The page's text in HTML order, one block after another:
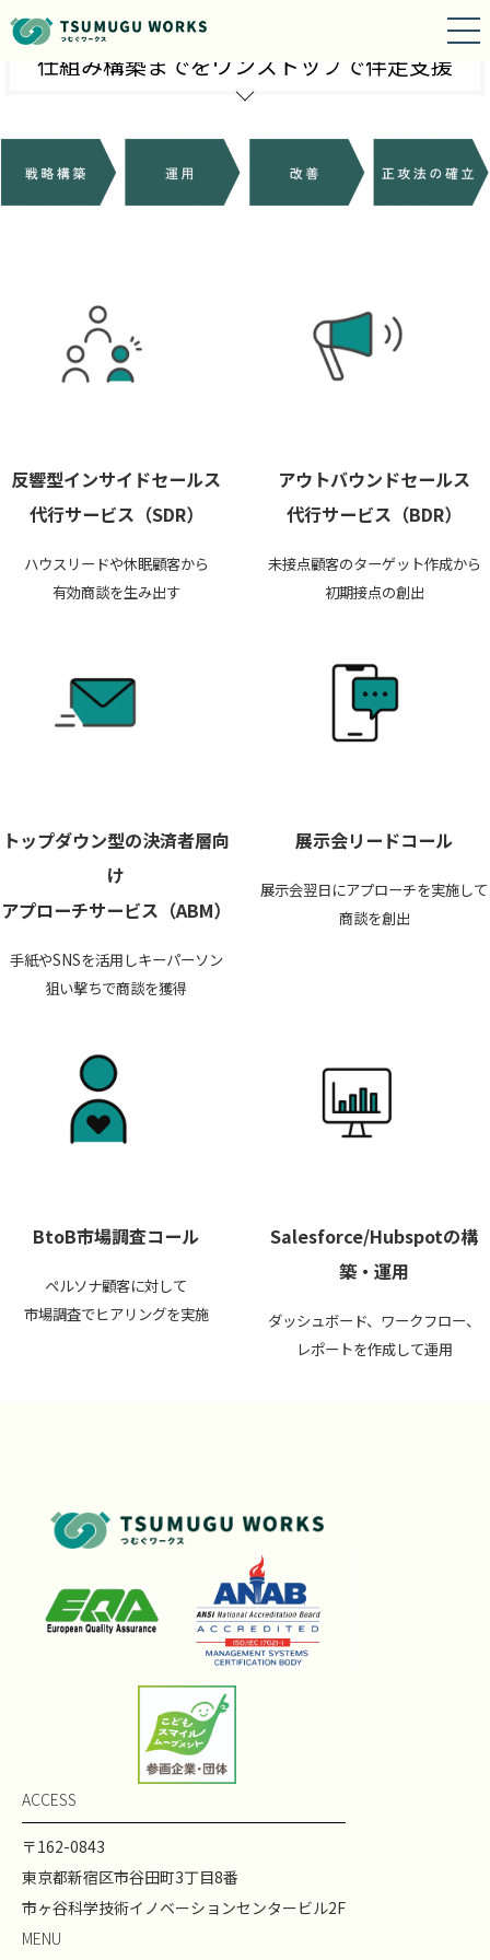
仕組み構築までをワンストップで伴走支援
反響型インサイドセールス
代行サービス（SDR）
ハウスリードや休眠顧客から
有効商談を生み出す
アウトバウンドセールス
代行サービス（BDR）
未接点顧客のターゲット作成から
初期接点の創出
トップダウン型の決済者層向
け
アプローチサービス（ABM）
手紙やSNSを活用しキーパーソン
狙い撃ちで商談を獲得
展示会リードコール
展示会翌日にアプローチを実施して
商談を創出
BtoB市場調査コール
ペルソナ顧客に対して
市場調査でヒアリングを実施
Salesforce/Hubspotの構
築・運用
ダッシュボード、ワークフロー、
レポートを作成して運用
ACCESS
〒162-0843
東京都新宿区市谷田町3丁目8番
市ヶ谷科学技術イノベーションセンタービル2F
MENU